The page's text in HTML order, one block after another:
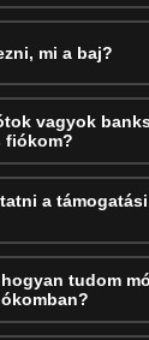
mi a baj?
vagyok
fiókom?
a
tudom